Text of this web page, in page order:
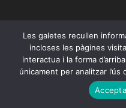
Designed by
Les galetes recullen
incloses les pàgines
interactua i la forma
únicament per analitzar l’ús